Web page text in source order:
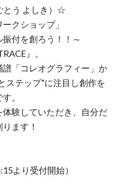
とう よしき）☆
クショップ」
付を創ろう！！～
』。
「コレオグラフィー」か
ステップ”に注⽬し創作を
。
験していただき、⾃分だ
ます！
より受付開始）